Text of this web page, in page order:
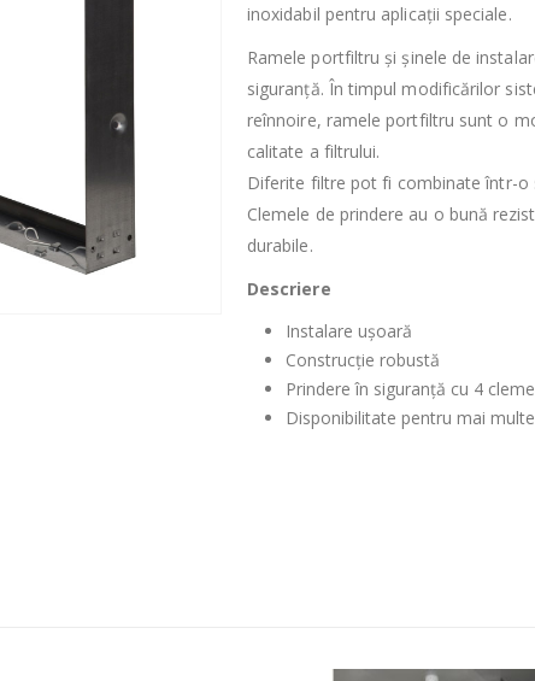
inoxidabil pentru aplicații speciale.
Ramele portfiltru și șinele de
siguranță. În timpul modificărilor
reînnoire, ramele portfiltru sunt o
calitate a filtrului.
Diferite filtre pot fi combinate într-
Clemele de prindere au o bună
durabile.
Descriere
Instalare ușoară
Construcție robustă
Prindere în siguranță cu 4 cleme
Disponibilitate pentru mai